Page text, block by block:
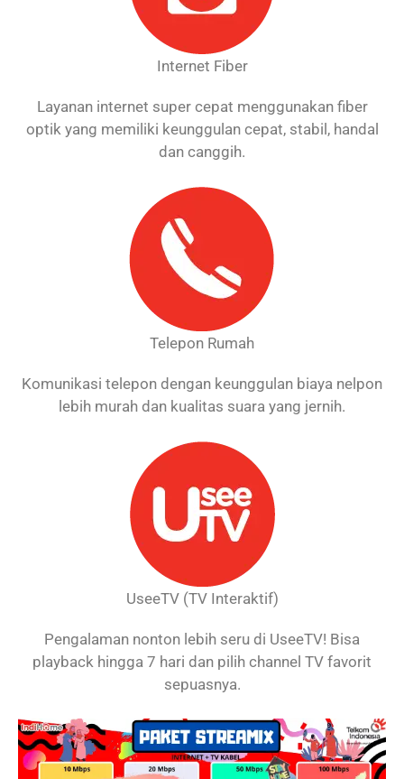
Internet Fiber
Layanan internet super cepat menggunakan fiber
optik yang memiliki keunggulan cepat, stabil, handal
dan canggih.
Telepon Rumah
Komunikasi telepon dengan keunggulan biaya nelpon
lebih murah dan kualitas suara yang jernih.
UseeTV (TV Interaktif)
Pengalaman nonton lebih seru di UseeTV! Bisa
playback hingga 7 hari dan pilih channel TV favorit
sepuasnya.